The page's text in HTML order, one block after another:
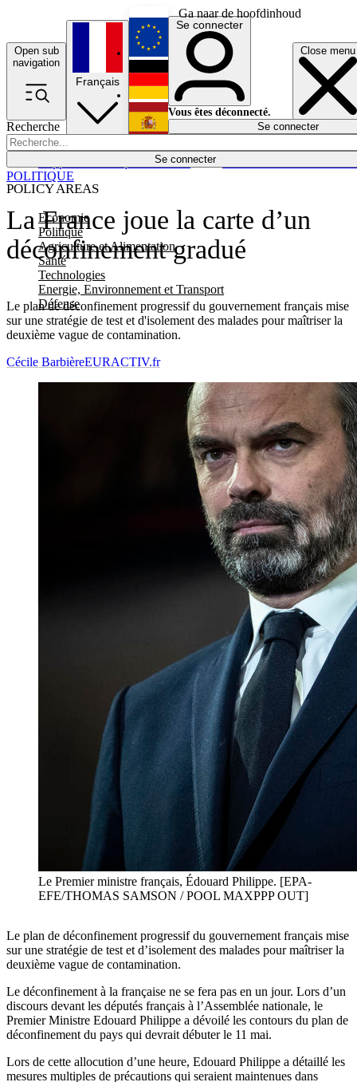
Ga naar de hoofdinhoud
Open sub
navigation
Close menu
Recherche
Se connecter
POLICY AREAS
Economie
Politique
Agriculture et Alimentation
Santé
Technologies
Energie, Environnement et Transport
Défense
Économie
Français
English
Deutsch
Español
Se connecter
Vous êtes déconnecté.
Se connecter
La France joue la carte d’un
déconfinement gradué
Le plan de déconfinement progressif du gouvernement français mise
sur une stratégie de test et d'isolement des malades pour maîtriser la
deuxième vague de contamination.
POLITIQUE
Cécile BarbièreEURACTIV.fr
Le Premier ministre français, Édouard Philippe. [EPA-
EFE/THOMAS SAMSON / POOL MAXPPP OUT]
Le plan de déconfinement progressif du gouvernement français mise
sur une stratégie de test et d’isolement des malades pour maîtriser la
deuxième vague de contamination.
Le déconfinement à la française ne se fera pas en un jour. Lors d’un
discours devant les députés français à l’Assemblée nationale, le
Premier Ministre Edouard Philippe a dévoilé les contours du plan de
déconfinement du pays qui devrait débuter le 11 mai.
Lors de cette allocution d’une heure, Edouard Philippe a détaillé les
mesures multiples de précautions qui seraient maintenues dans